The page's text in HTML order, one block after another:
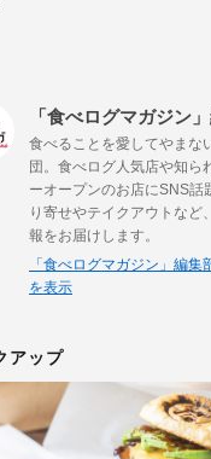
「食べログマガジン
食べることを愛してやまな
団。食べログ人気店や知ら
ーオープンのお店にSNS話
り寄せやテイクアウトなど
報をお届けします。
「食べログマガジン」編集
を表示
アップ